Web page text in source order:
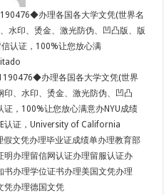
办理各国各大学文凭(世界名
水印、烫金、激光防伪、凹凸版、版
认证，100%让您放心满
办理各国各大学文凭(世界
、水印、烫金、激光防伪、凹凸
，100%让您放心满意办NYU成绩
认证，University of California
文凭办理毕业证成绩单办理教育部
办理留信网认证办理留服认证办
办理学位证书办理美国文凭办理
凭办理德国文凭